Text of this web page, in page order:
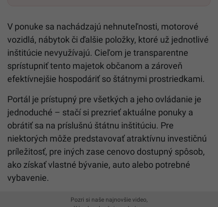
V ponuke sa nachádzajú nehnuteľnosti, motorové
vozidlá, nábytok či ďalšie položky, ktoré už jednotlivé
inštitúcie nevyužívajú. Cieľom je transparentne
sprístupniť tento majetok občanom a zároveň
efektívnejšie hospodáriť so štátnymi prostriedkami.
Portál je prístupný pre všetkých a jeho ovládanie je
jednoduché – stačí si prezrieť aktuálne ponuky a
obrátiť sa na príslušnú štátnu inštitúciu. Pre
niektorých môže predstavovať atraktívnu investičnú
príležitosť, pre iných zase cenovo dostupný spôsob,
ako získať vlastné bývanie, auto alebo potrebné
vybavenie.
Pozri si naše najnovšie video,